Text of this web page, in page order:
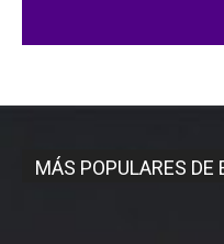
MÁS POPULARES DE